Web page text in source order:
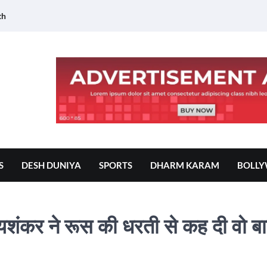
DESH DUNIYA SPORTS DHARM KARAM
ने रूस की धरती से कह दी वो